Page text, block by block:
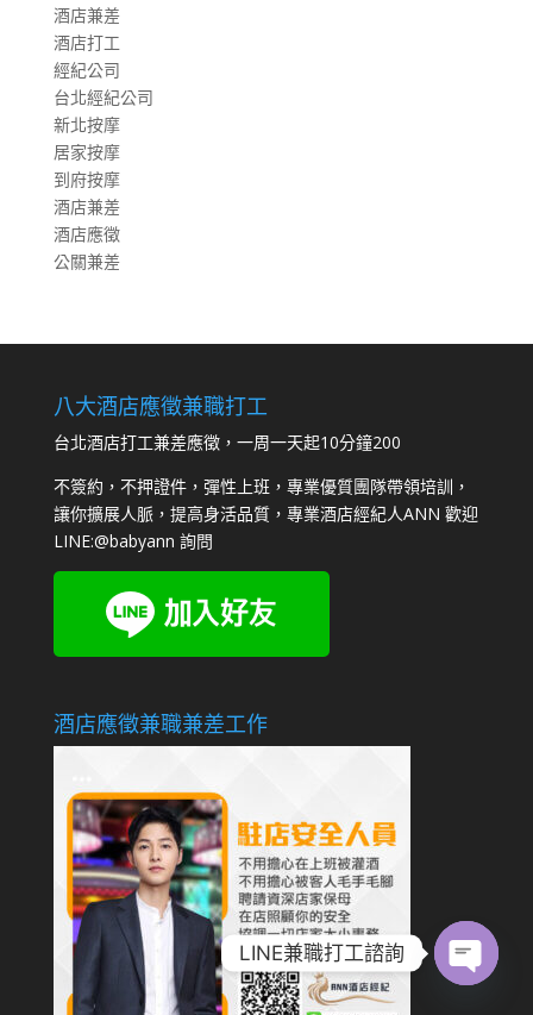
酒店兼差
酒店打工
經紀公司
台北經紀公司
新北按摩
居家按摩
到府按摩
酒店兼差
酒店應徵
公關兼差
八大酒店應徵兼職打工
台北酒店打工兼差應徵，一周一天起10分鐘200
不簽約，不押證件，彈性上班，專業優質團隊帶領培訓，
讓你擴展人脈，提高身活品質，專業酒店經紀人ANN 歡迎
LINE:@babyann 詢問
酒店應徵兼職兼差工作
LINE兼職打工諮詢